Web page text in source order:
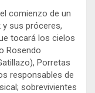
comienzo de un
sus próceres,
tocará los cielos
Rosendo
Porretas
responsables de
sobrevivientes